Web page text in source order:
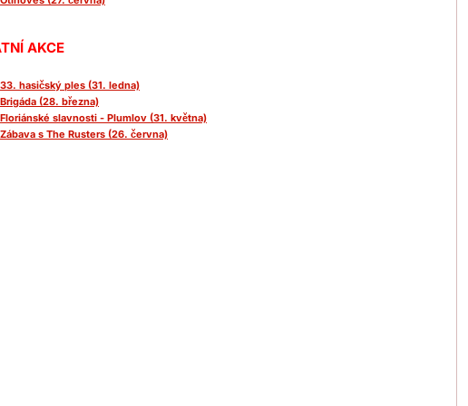
AKCE
33. hasičský ples (31. ledna)
Brigáda (28. března)
Floriánské slavnosti - Plumlov (31. května)
Zábava s The Rusters (26. června)